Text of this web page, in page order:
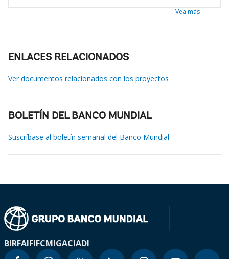
Vea más
ENLACES RELACIONADOS
Ver documentos relacionados con los proyectos
BOLETÍN DEL BANCO MUNDIAL
Suscríbase al boletín semanal del Banco Mundial
BIRFAIFIFCMIGACIADI